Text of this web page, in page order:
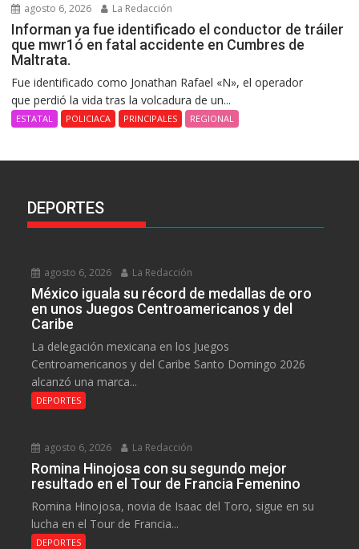
agosto 6, 2026 La Redacción
Informan ya fue identificado el conductor de tráiler
que mwr1ó en fatal accidente en Cumbres de
Maltrata.
Fue identificado como Jonathan Rafael «N», el operador
que perdió la vida tras la volcadura de un...
ESTATAL POLICIACA PRINCIPALES REGIONAL
DEPORTES
agosto 6, 2026 La Redacción
México iguala su récord de medallas de oro
en unos Juegos Centroamericanos y del
Caribe
La delegación mexicana en los Juegos
Centroamericanos y del Caribe Santo Domingo 2026
alcanzó una marca...
DEPORTES
agosto 6, 2026 La Redacción
Romina Hinojosa con su segundo mejor
resultado en el Tour de Francia Femenino
Romina Hinojosa, novia de Isaac del Toro, sigue en su
lucha en el Tour de Francia...
DEPORTES